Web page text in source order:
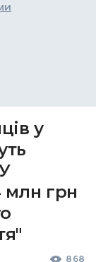
у
млн грн
868